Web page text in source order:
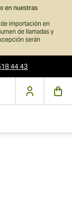
en nuestras
importación en
de llamadas y
serán
44 43